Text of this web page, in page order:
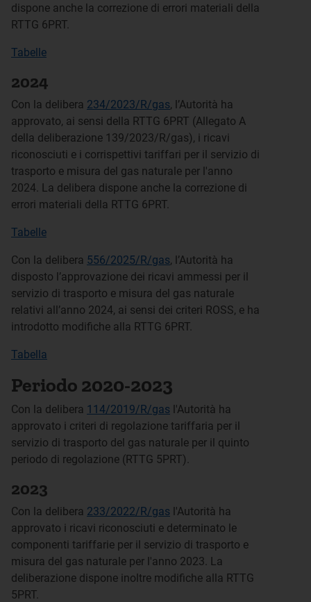
dispone anche la correzione di errori materiali della
RTTG 6PRT.
Tabelle
2024
Con la delibera 234/2023/R/gas, l’Autorità ha
approvato, ai sensi della RTTG 6PRT (Allegato A
della deliberazione 139/2023/R/gas), i ricavi
riconosciuti e i corrispettivi tariffari per il servizio di
trasporto e misura del gas naturale per l'anno
2024. La delibera dispone anche la correzione di
errori materiali della RTTG 6PRT.
Tabelle
Con la delibera 556/2025/R/gas, l’Autorità ha
disposto l’approvazione dei ricavi ammessi per il
servizio di trasporto e misura del gas naturale
relativi all’anno 2024, ai sensi dei criteri ROSS, e ha
introdotto modifiche alla RTTG 6PRT.
Tabella
Periodo 2020-2023
Con la delibera 114/2019/R/gas l'Autorità ha
approvato i criteri di regolazione tariffaria per il
servizio di trasporto del gas naturale per il quinto
periodo di regolazione (RTTG 5PRT).
2023
Con la delibera 233/2022/R/gas l'Autorità ha
approvato i ricavi riconosciuti e determinato le
componenti tariffarie per il servizio di trasporto e
misura del gas naturale per l'anno 2023. La
deliberazione dispone inoltre modifiche alla RTTG
5PRT.